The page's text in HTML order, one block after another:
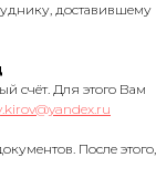
доставившему
счёт. Для этого Вам
После этого,